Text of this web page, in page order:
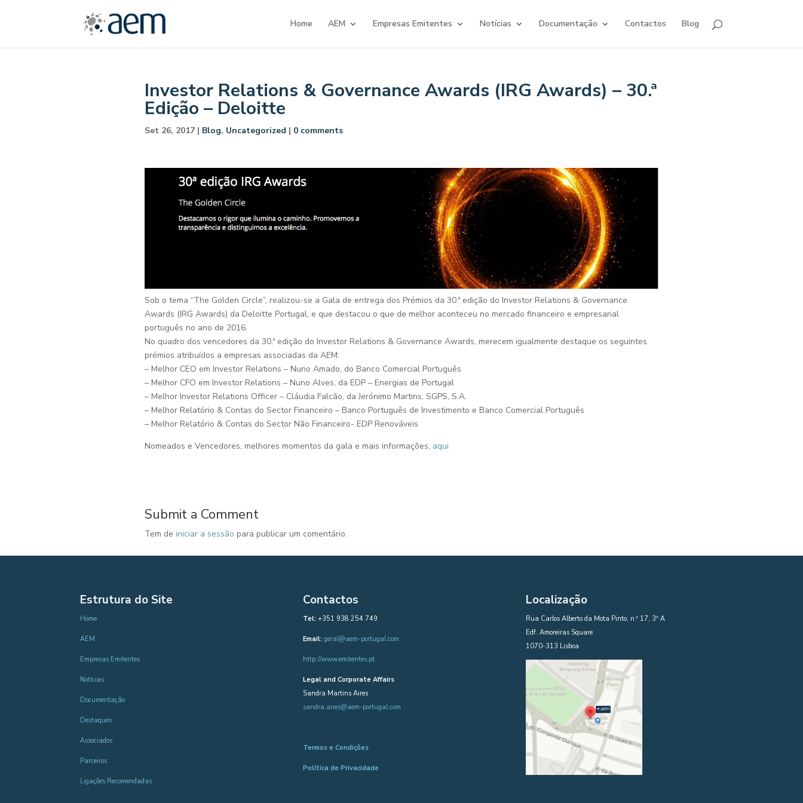
Home AEM Empresas Emitentes Notícias Documentação Contactos Blog
Investor Relations & Governance Awards (IRG Awards) – 30.ª
Edição – Deloitte
Set 26, 2017| Blog, Uncategorized | 0 comments
Sob o tema “The Golden Circle”, realizou-se a Gala de entrega dos Prémios da 30.ª edição do Investor Relations & Governance
Awards (IRG Awards) da Deloitte Portugal, e que destacou o que de melhor aconteceu no mercado financeiro e empresarial
português no ano de 2016.
No quadro dos vencedores da 30.ª edição do Investor Relations & Governance Awards, merecem igualmente destaque os seguintes
prémios atribuídos a empresas associadas da AEM:
– Melhor CEO em Investor Relations – Nuno Amado, do Banco Comercial Português
– Melhor CFO em Investor Relations – Nuno Alves, da EDP – Energias de Portugal
– Melhor Investor Relations Officer – Cláudia Falcão, da Jerónimo Martins, SGPS, S.A.
– Melhor Relatório & Contas do Sector Financeiro – Banco Português de Investimento e Banco Comercial Português
– Melhor Relatório & Contas do Sector Não Financeiro- EDP Renováveis
Nomeados e Vencedores, melhores momentos da gala e mais informações, aqui
Submit a Comment
Tem de iniciar a sessão para publicar um comentário.
Estrutura do Site
Home
AEM
Empresas Emitentes
Notícias
Documentação
Destaques
Associados
Parceiros
Ligações Recomendadas
Contactos
Tel: +351 938 254 749
Email: geral@aem-portugal.com
http://www.emitentes.pt
Legal and Corporate Affairs
Sandra Martins Aires
sandra.aires@aem-portugal.com
Termos e Condições
Política de Privacidade
Localização
Rua Carlos Alberto da Mota Pinto, n.º 17, 3º A
Edf. Amoreiras Square
1070-313 Lisboa